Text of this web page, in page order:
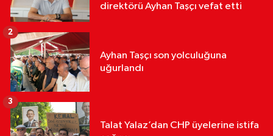
direktörü Ayhan Taşçı vefat etti
Ayhan Taşçı son yolculuğuna
uğurlandı
2
Talat Yalaz’dan CHP üyelerine istifa
3